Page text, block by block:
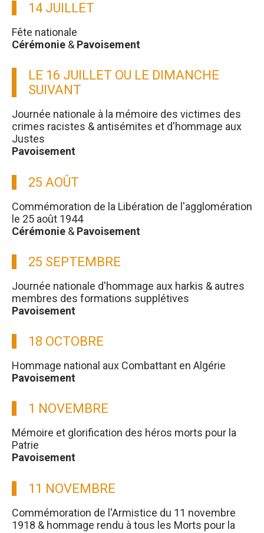
14 JUILLET
Fête nationale
Cérémonie & Pavoisement
LE 16 JUILLET OU LE DIMANCHE
SUIVANT
Journée nationale à la mémoire des victimes des
crimes racistes & antisémites et d'hommage aux
Justes
Pavoisement
25 AOÛT
Commémoration de la Libération de l'agglomération
le 25 août 1944
Cérémonie & Pavoisement
25 SEPTEMBRE
Journée nationale d'hommage aux harkis & autres
membres des formations supplétives
Pavoisement
18 OCTOBRE
Hommage national aux Combattant en Algérie
Pavoisement
1 NOVEMBRE
Mémoire et glorification des héros morts pour la
Patrie
Pavoisement
11 NOVEMBRE
Commémoration de l'Armistice du 11 novembre
1918 & hommage rendu à tous les Morts pour la